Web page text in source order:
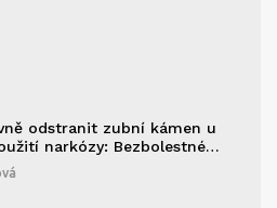
odstranit zubní kámen u
narkózy: Bezbolestné